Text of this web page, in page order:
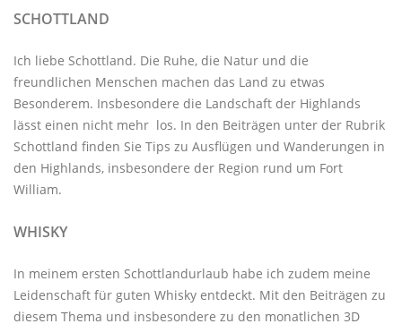
SCHOTTLAND
Ich liebe Schottland. Die Ruhe, die Natur und die
freundlichen Menschen machen das Land zu etwas
Besonderem. Insbesondere die Landschaft der Highlands
lässt einen nicht mehr los. In den Beiträgen unter der Rubrik
Schottland finden Sie Tips zu Ausflügen und Wanderungen in
den Highlands, insbesondere der Region rund um Fort
William.
WHISKY
In meinem ersten Schottlandurlaub habe ich zudem meine
Leidenschaft für guten Whisky entdeckt. Mit den Beiträgen zu
diesem Thema und insbesondere zu den monatlichen 3D